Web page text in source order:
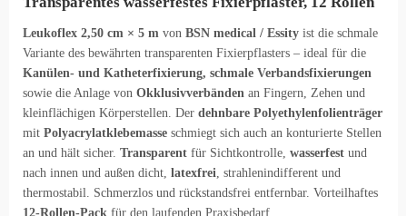
Leukoflex 2,50 cm × 5 m von BSN medical / Essity ist die schmale
Variante des bewährten transparenten Fixierpflasters – ideal für die
Kanülen- und Katheterfixierung, schmale Verbandsfixierungen
sowie die Anlage von Okklusivverbänden an Fingern, Zehen und
kleinflächigen Körperstellen. Der dehnbare Polyethylenfolienträger
mit Polyacrylatklebemasse schmiegt sich auch an konturierte Stellen
an und hält sicher. Transparent für Sichtkontrolle, wasserfest und
nach innen und außen dicht, latexfrei , strahlenindifferent und
thermostabil. Schmerzlos und rückstandsfrei entfernbar. Vorteilhaftes
12-Rollen-Pack für den laufenden Praxisbedarf.